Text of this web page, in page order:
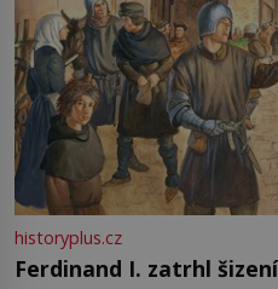
historyplus.cz
Ferdinand I. zatrhl